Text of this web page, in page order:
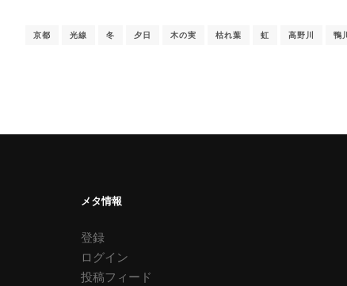
京都 光線 冬 夕日 木の実 枯れ葉 虹 高野川 鴨川
メタ情報
登録
ログイン
投稿フィード